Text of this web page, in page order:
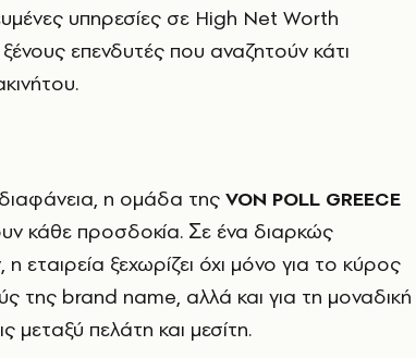
υπηρεσίες σε High Net Worth
επενδυτές που αναζητούν κάτι
η οµάδα της VON POLL GREECE
κάθε προσδοκία. Ʃε ένα διαρκώς
εταιρεία ξεχωρίζει όχι µόνο για το κύρος
της brand name, αλλά και για τη µοναδική
µεταξύ πελάτη και µεσίτη.